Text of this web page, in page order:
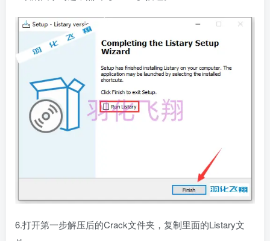
6.打开第一步解压后的Crack文件夹，复制里面的Listary文